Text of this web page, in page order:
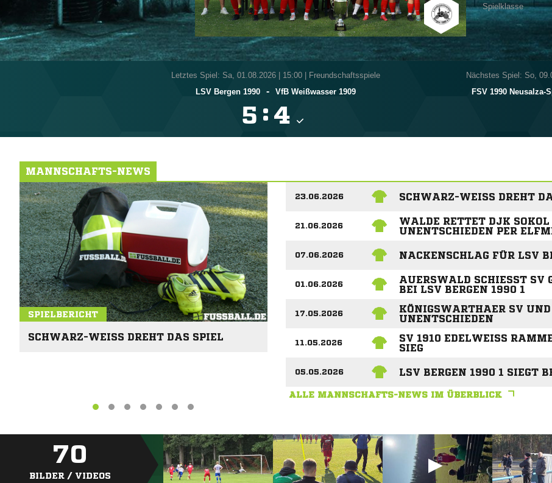
Spielklasse
Letztes Spiel: Sa, 01.08.2026| 15:00 | Freundschaftsspiele
LSV Bergen 1990
- VfB Weißwasser 1909
 : 
Nächstes Spiel: So,
FSV 1990 Neusalza-
MANNSCHAFTS-NEWS
SPIELBERICHT
SCHWARZ-WEISS DREHT DAS SPIEL
23.06.2026 SCHWARZ-WEISS DREHT
21.06.2026
WALDE RETTET DJK
UNENTSCHIEDEN PER
07.06.2026 NACKENSCHLAG FÜR LSV
01.06.2026
AUERSWALD SCHIESST SV
I LSV BERGEN 1990 1
17.05.2026
KÖNIGSWARTHAER SV
UNENTSCHIEDEN
11.05.2026
SV 1910 EDELWEISS
IEG
05.05.2026 LSV BERGEN 1990 1 SIEGT
ALLE MANNSCHAFTS-NEWS IM ÜBERBLICK
70
BILDER / VIDEOS